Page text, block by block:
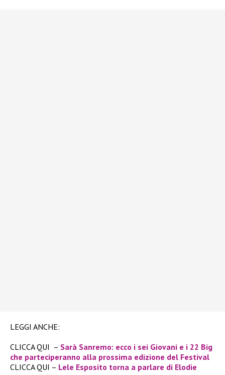
LEGGI ANCHE:
CLICCA QUI – Sarà Sanremo: ecco i sei Giovani e i 22 Big
che parteciperanno alla prossima edizione del Festival
CLICCA QUI – Lele Esposito torna a parlare di Elodie